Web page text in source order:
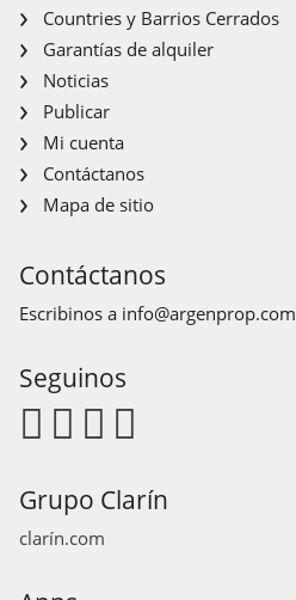
Countries y Barrios Cerrados
Garantías de alquiler
Noticias
Publicar
Mi cuenta
Contáctanos
Mapa de sitio
Contáctanos
Escribinos a info@argenprop.com
Seguinos
Grupo Clarín
clarín.com